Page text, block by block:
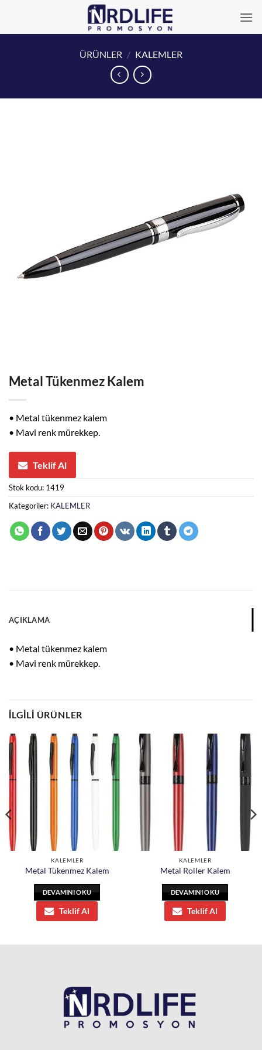
ÜRÜNLER / KALEMLER
Metal Tükenmez Kalem
• Metal tükenmez kalem
• Mavi renk mürekkep.
Teklif Al
Stok kodu: 1419
Kategoriler: KALEMLER
AÇIKLAMA
• Metal tükenmez kalem
• Mavi renk mürekkep.
İLGILI ÜRÜNLER
KALEMLER
Metal Tükenmez Kalem
DEVAMINI OKU
Teklif Al
KALEMLER
Metal Roller Kalem
DEVAMINI OKU
Teklif Al